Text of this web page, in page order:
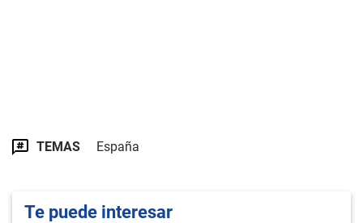
TEMAS España
Te puede interesar